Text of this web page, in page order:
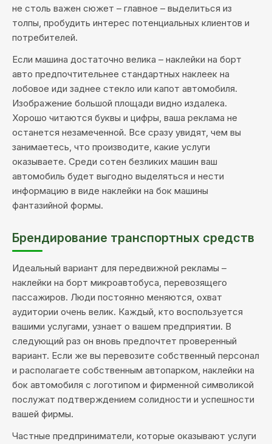
не столь важен сюжет – главное – выделиться из
толпы, пробудить интерес потенциальных клиентов и
потребителей.
Если машина достаточно велика – наклейки на борт
авто предпочтительнее стандартных наклеек на
лобовое иди заднее стекло или капот автомобиля.
Изображение большой площади видно издалека.
Хорошо читаются буквы и цифры, ваша реклама не
останется незамеченной. Все сразу увидят, чем вы
занимаетесь, что производите, какие услуги
оказываете. Среди сотен безликих машин ваш
автомобиль будет выгодно выделяться и нести
информацию в виде наклейки на бок машины
фантазийной формы.
Брендирование транспортных средств
Идеальный вариант для передвижной рекламы –
наклейки на борт микроавтобуса, перевозящего
пассажиров. Люди постоянно меняются, охват
аудитории очень велик. Каждый, кто воспользуется
вашими услугами, узнает о вашем предприятии. В
следующий раз он вновь предпочтет проверенный
вариант. Если же вы перевозите собственный персонал
и располагаете собственным автопарком, наклейки на
бок автомобиля с логотипом и фирменной символикой
послужат подтверждением солидности и успешности
вашей фирмы.
Частные предприниматели, которые оказывают услуги